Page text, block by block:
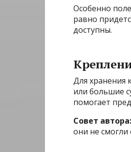
Особенно
равно
доступны.
Для хранения
или большие
помогает
Совет автора:
они не